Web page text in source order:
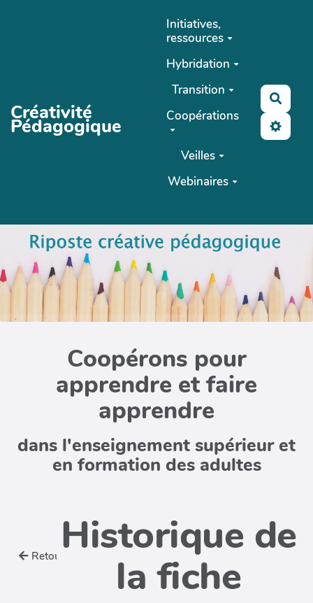
Créativité
Pédagogique
Initiatives,
ressources
Hybridation
Transition
Coopérations
Veilles
Webinaires
Coopérons pour
apprendre et faire
apprendre
dans l'enseignement supérieur et
en formation des adultes
Retour Historique de
la fiche